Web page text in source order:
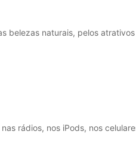
belezas naturais, pelos
rádios, nos iPods, nos